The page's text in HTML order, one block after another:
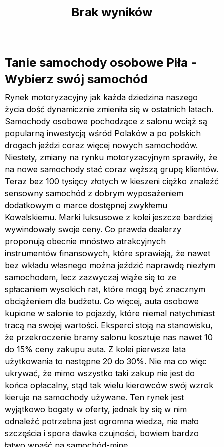
Brak wyników
Tanie samochody osobowe Piła -
Wybierz swój samochód
Rynek motoryzacyjny jak każda dziedzina naszego
życia dość dynamicznie zmieniła się w ostatnich latach.
Samochody osobowe pochodzące z salonu wciąż są
popularną inwestycją wśród Polaków a po polskich
drogach jeździ coraz więcej nowych samochodów.
Niestety, zmiany na rynku motoryzacyjnym sprawiły, że
na nowe samochody stać coraz węższą grupę klientów.
Teraz bez 100 tysięcy złotych w kieszeni ciężko znaleźć
sensowny samochód z dobrym wyposażeniem
dodatkowym o marce dostępnej zwykłemu
Kowalskiemu. Marki luksusowe z kolei jeszcze bardziej
wywindowały swoje ceny. Co prawda dealerzy
proponują obecnie mnóstwo atrakcyjnych
instrumentów finansowych, które sprawiają, że nawet
bez wkładu własnego można jeździć naprawdę niezłym
samochodem, lecz zazwyczaj wiąże się to ze
spłacaniem wysokich rat, które mogą być znacznym
obciążeniem dla budżetu. Co więcej, auta osobowe
kupione w salonie to pojazdy, które niemal natychmiast
tracą na swojej wartości. Eksperci stoją na stanowisku,
że przekroczenie bramy salonu kosztuje nas nawet 10
do 15% ceny zakupu auta. Z kolei pierwsze lata
użytkowania to następne 20 do 30%. Nie ma co więc
ukrywać, że mimo wszystko taki zakup nie jest do
końca opłacalny, stąd tak wielu kierowców swój wzrok
kieruje na samochody używane. Ten rynek jest
wyjątkowo bogaty w oferty, jednak by się w nim
odnaleźć potrzebna jest ogromna wiedza, nie mało
szczęścia i spora dawka czujności, bowiem bardzo